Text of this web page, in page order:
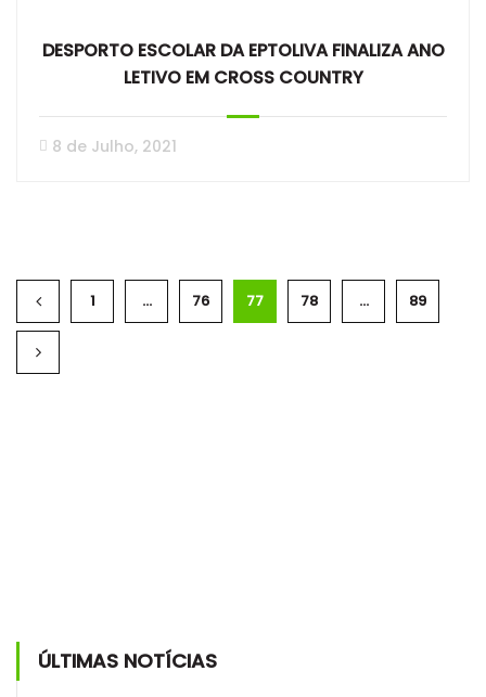
DESPORTO ESCOLAR DA EPTOLIVA FINALIZA ANO
LETIVO EM CROSS COUNTRY
8 de Julho, 2021
1 … 76 77 78 … 89
ÚLTIMAS NOTÍCIAS